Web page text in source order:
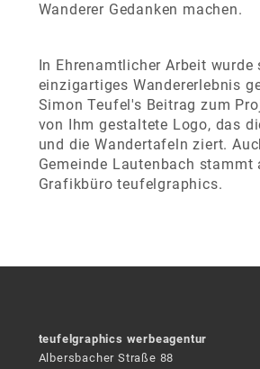
Wanderer Gedanken machen.
In Ehrenamtlicher Arbeit wurde
einzigartiges Wandererlebnis
Simon Teufel's Beitrag zum
von Ihm gestaltete Logo, das
und die Wandertafeln ziert.
Gemeinde Lautenbach stammt
Grafikbüro teufelgraphics.
teufelgraphics werbeagentur
Albersbacher Straße 88